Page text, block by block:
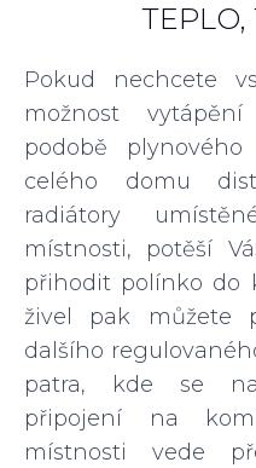
TEPLO,
Pokud nechcete
možnost
podobě
celého domu
radiátory
místnosti, potěší
přihodit polínko do
živel pak můžete
dalšího
patra, kde se
připojení na
místnosti vede